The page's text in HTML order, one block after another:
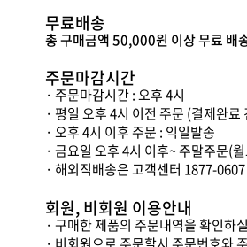
무료배송
총 구매금액 50,000원 이상 무료
주문마감시간
· 주문마감시간 : 오후 4시
· 평일 오후 4시 이전 주문 (결제완
· 오후 4시 이후 주문 : 익일발송
· 금요일 오후 4시 이후~ 주말주문(
· 해외직배송은 고객센터 1877-
회원, 비회원 이용안내
· 구매한 제품의 주문내역을 확인하
· 비회원으로 주문할시 주문번호와